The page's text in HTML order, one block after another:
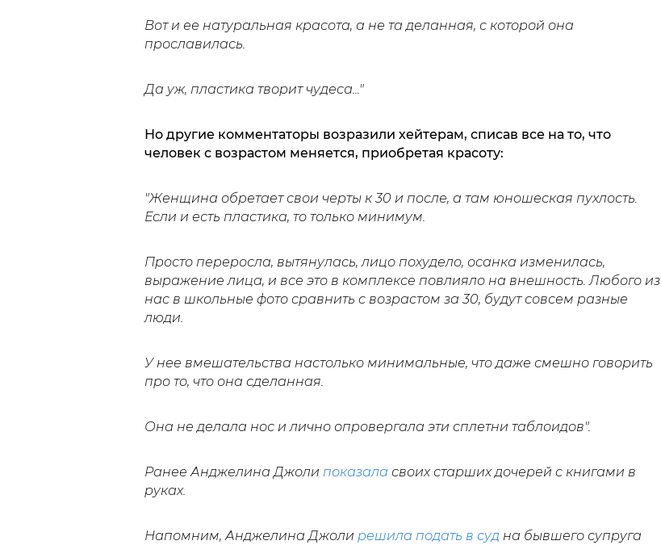
Вот и ее натуральная красота, а не та деланная, с которой она
прославилась.
Да уж, пластика творит чудеса..."
Но другие комментаторы возразили хейтерам, списав все на то, что
человек с возрастом меняется, приобретая красоту:
"Женщина обретает свои черты к 30 и после, а там юношеская пухлость.
Если и есть пластика, то только минимум.
Просто переросла, вытянулась, лицо похудело, осанка изменилась,
выражение лица, и все это в комплексе повлияло на внешность. Любого из
нас в школьные фото сравнить с возрастом за 30, будут совсем разные
люди.
У нее вмешательства настолько минимальные, что даже смешно говорить
про то, что она сделанная.
Она не делала нос и лично опровергала эти сплетни таблоидов".
Ранее Анджелина Джоли показала своих старших дочерей с книгами в
руках.
Напомним, Анджелина Джоли решила подать в суд на бывшего супруга